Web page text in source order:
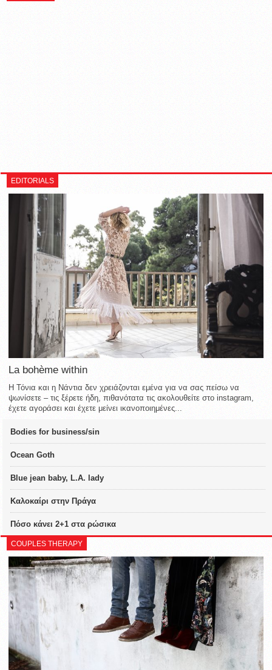
EDITORIALS
La bohème within
Η Τόνια και η Νάντια δεν χρειάζονται εμένα για να σας πείσω να
ψωνίσετε – τις ξέρετε ήδη, πιθανότατα τις ακολουθείτε στο instagram,
έχετε αγοράσει και έχετε μείνει ικανοποιημένες...
Bodies for business/sin
Ocean Goth
Blue jean baby, L.A. lady
Καλοκαίρι στην Πράγα
Πόσο κάνει 2+1 στα ρώσικα
COUPLES THERAPY